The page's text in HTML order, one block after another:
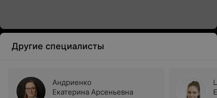
Другие специалисты
Андриенко
Екатерина Арсеньевна